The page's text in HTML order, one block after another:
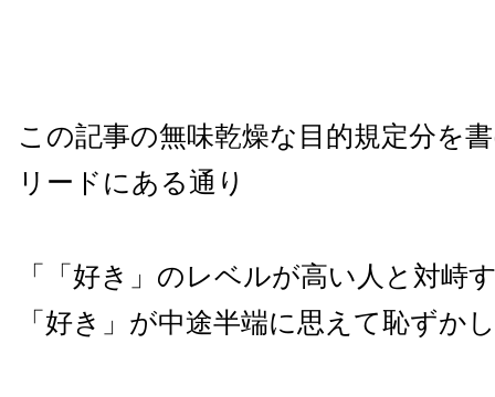
この記事の無味乾燥な目的規定分を
リードにある通り
「「好き」のレベルが高い人と対峙
「好き」が中途半端に思えて恥ずか